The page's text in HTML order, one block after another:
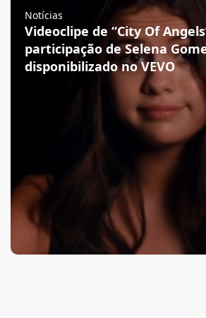
Notícias
Videoclipe de “City Of
participação de Selena
disponibilizado no VEVO